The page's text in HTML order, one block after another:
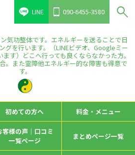
LINE 090-6455-3580
気功整体です。エネルギーを送ることで日
グを行います。（LINEビデオ、Googleミー
す）どこへ行っても良くならなかった方。
。また霊障他エネルギー的な障害も得意で
す。
初めての方へ 料金・メニュー
客様の声｜口コミ
一覧ページ
まとめページ一覧